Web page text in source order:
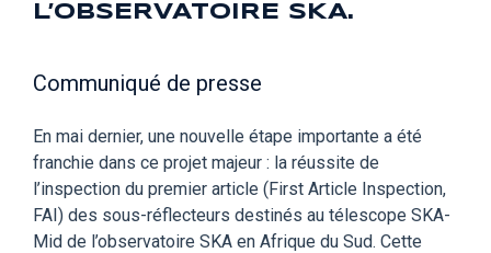
L’OBSERVATOIRE SKA.
Communiqué de presse
En mai dernier, une nouvelle étape importante a été
franchie dans ce projet majeur : la réussite de
l’inspection du premier article (First Article Inspection,
FAI) des sous-réflecteurs destinés au télescope SKA-
Mid de l’observatoire SKA en Afrique du Sud. Cette